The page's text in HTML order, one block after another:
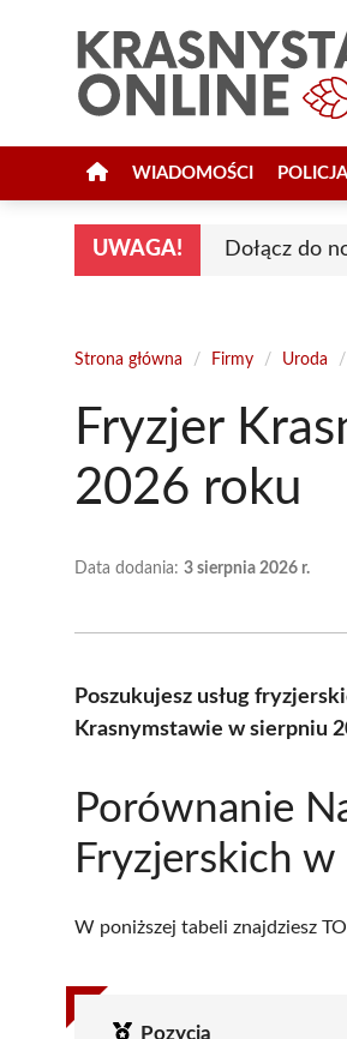
WIADOMOŚCI POLICJA
UWAGA! Dołącz do
Strona główna / Firmy / Uroda /
Fryzjer
2026 roku
Data dodania: 3 sierpnia 2026 r.
Poszukujesz usług
Krasnymstawie w sierpniu
Porównanie
Fryzjerskich
W poniższej tabeli znajdziesz
Pozycja